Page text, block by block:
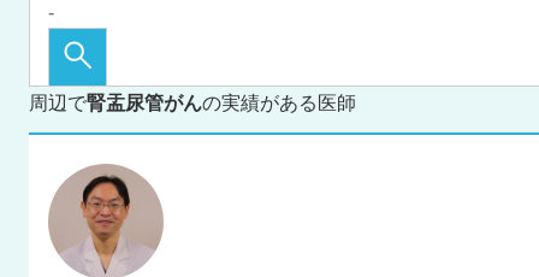
周辺で腎盂尿管がんの実績がある医師